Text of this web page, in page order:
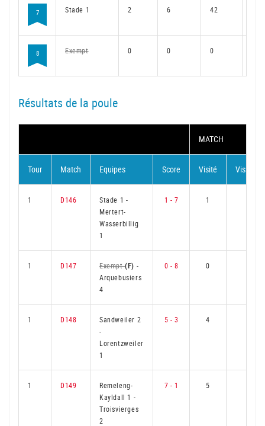
7 Stade 1 2 6 42
8 Exempt 0 0 0
Résultats de la poule
MATCH
Tour Match Equipes Score Visité Visiteur
1 D146 Stade 1 -
Mertert-
Wasserbillig
1
1 - 7 1
1 D147 Exempt(F) -
Arquebusiers
4
0 - 8 0
1 D148
Sandweiler 2
-
Lorentzweiler
1
5 - 3 4
1 D149
Remeleng-
Kayldall 1 -
Troisvierges
2
7 - 1 5